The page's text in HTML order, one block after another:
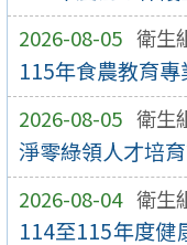
2026-08-05 衛生
115年食農教育
2026-08-05 衛生
淨零綠領人才培
2026-08-04 衛生
114至115年度健